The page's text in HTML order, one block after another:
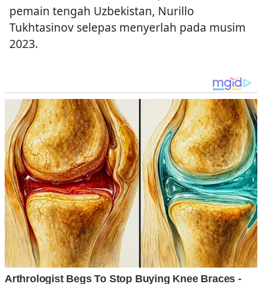
pemain tengah Uzbekistan, Nurillo
Tukhtasinov selepas menyerlah pada musim
2023.